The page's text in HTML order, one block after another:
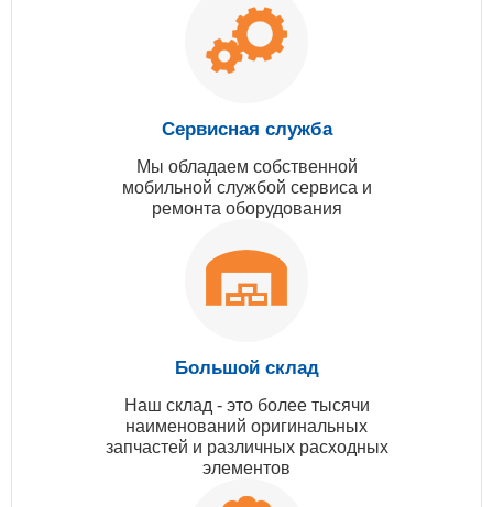
Сервисная служба
Мы обладаем собственной
мобильной службой сервиса и
ремонта оборудования
Большой склад
Наш склад - это более тысячи
наименований оригинальных
запчастей и различных расходных
элементов